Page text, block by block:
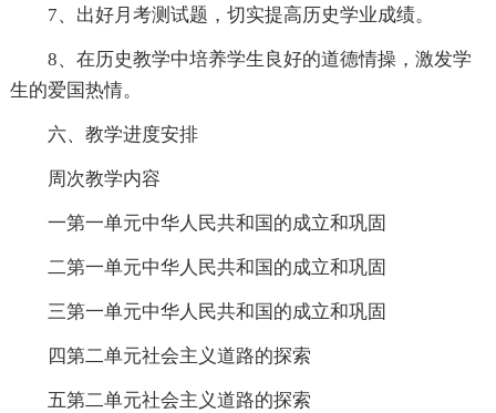
7、出好月考测试题，切实提高历史学业成绩。
8、在历史教学中培养学生良好的道德情操，激发学
生的爱国热情。
六、教学进度安排
周次教学内容
一第一单元中华人民共和国的成立和巩固
二第一单元中华人民共和国的成立和巩固
三第一单元中华人民共和国的成立和巩固
四第二单元社会主义道路的探索
五第二单元社会主义道路的探索